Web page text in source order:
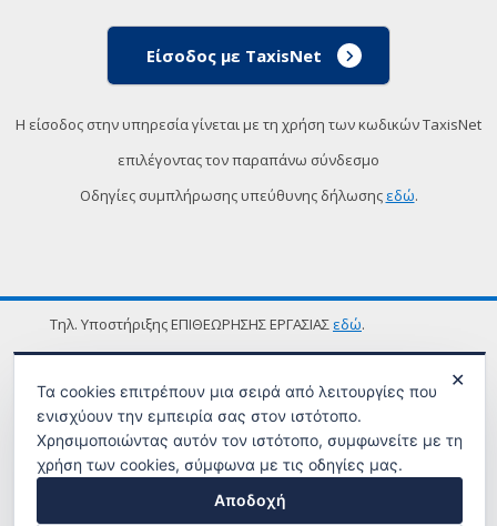
Είσοδος με TaxisNet
Η είσοδος στην υπηρεσία γίνεται με τη χρήση των κωδικών TaxisNet
επιλέγοντας τον παραπάνω σύνδεσμο
Οδηγίες συμπλήρωσης υπεύθυνης δήλωσης εδώ.
Τηλ. Υποστήριξης ΕΠΙΘΕΩΡΗΣΗΣ ΕΡΓΑΣΙΑΣ εδώ.
ΟΡΟΙ ΧΡΗΣΗΣ
✕
Τα cookies επιτρέπουν μια σειρά από λειτουργίες που
ενισχύουν την εμπειρία σας στον ιστότοπο.
Χρησιμοποιώντας αυτόν τον ιστότοπο, συμφωνείτε με τη
χρήση των cookies, σύμφωνα με τις οδηγίες μας.
Αποδοχή